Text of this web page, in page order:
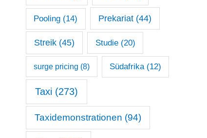
Pooling (14) Prekariat(44)
Streik (45) Studie(20)
surge pricing (8) Südafrika(12)
Taxi(273)
Taxidemonstrationen (94)